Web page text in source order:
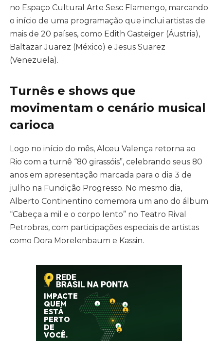
no Espaço Cultural Arte Sesc Flamengo, marcando
o início de uma programação que inclui artistas de
mais de 20 países, como Edith Gasteiger (Áustria),
Baltazar Juarez (México) e Jesus Suarez
(Venezuela).
Turnês e shows que
movimentam o cenário musical
carioca
Logo no início do mês, Alceu Valença retorna ao
Rio com a turnê “80 girassóis”, celebrando seus 80
anos em apresentação marcada para o dia 3 de
julho na Fundição Progresso. No mesmo dia,
Alberto Continentino comemora um ano do álbum
“Cabeça a mil e o corpo lento” no Teatro Rival
Petrobras, com participações especiais de artistas
como Dora Morelenbaum e Kassin.